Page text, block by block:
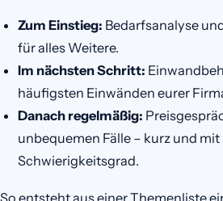
Zum Einstieg: Bedarfsanalyse
für alles Weitere.
Im nächsten Schritt:
häufigsten Einwänden eurer
Danach regelmäßig:
unbequemen Fälle – kurz und
Schwierigkeitsgrad.
So entsteht aus einer Themenliste